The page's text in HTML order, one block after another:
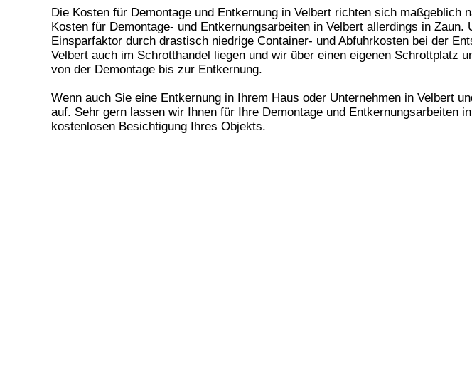
Die Kosten für Demontage und Entkernung in Velbert richten sich maßgeblich
Kosten für Demontage- und Entkernungsarbeiten in Velbert allerdings in Zaun.
Einsparfaktor durch drastisch niedrige Container- und Abfuhrkosten bei der
Velbert auch im Schrotthandel liegen und wir über einen eigenen Schrottplatz
von der Demontage bis zur Entkernung.
Wenn auch Sie eine Entkernung in Ihrem Haus oder Unternehmen in Velbert
auf. Sehr gern lassen wir Ihnen für Ihre Demontage und Entkernungsarbeiten
kostenlosen Besichtigung Ihres Objekts.